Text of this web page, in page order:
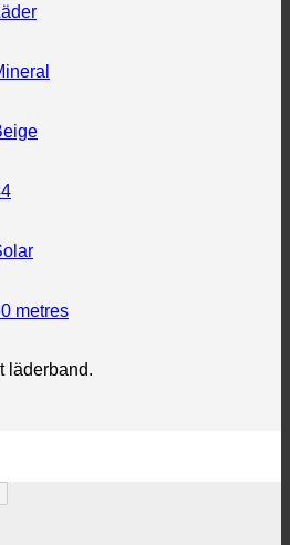
metres
läderband.